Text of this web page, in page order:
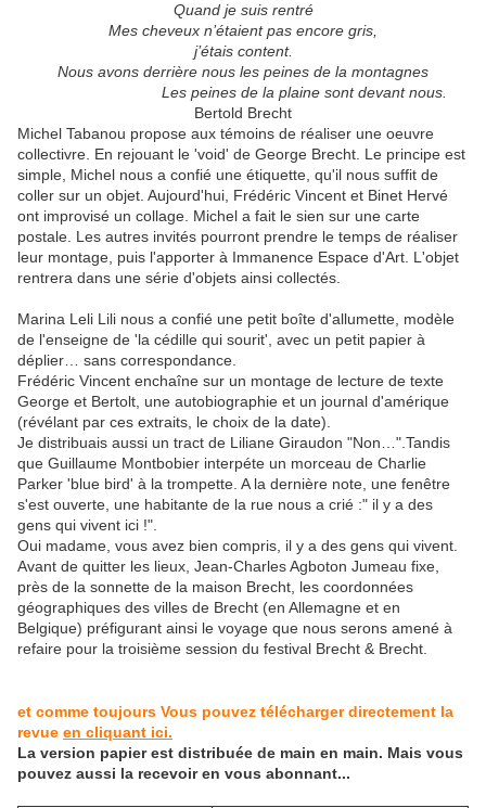
Quand je suis rentré
Mes cheveux n’étaient pas encore gris,
j’étais content.
Nous avons derrière nous les peines de la montagnes
Les peines de la plaine sont devant nous.
Bertold Brecht
Michel Tabanou propose aux témoins de réaliser une oeuvre
collectivre. En rejouant le 'void' de George Brecht. Le principe est
simple, Michel nous a confié une étiquette, qu'il nous suffit de
coller sur un objet. Aujourd'hui, Frédéric Vincent et Binet Hervé
ont improvisé un collage. Michel a fait le sien sur une carte
postale. Les autres invités pourront prendre le temps de réaliser
leur montage, puis l'apporter à Immanence Espace d'Art. L'objet
rentrera dans une série d'objets ainsi collectés.
Marina Leli Lili nous a confié une petit boîte d'allumette, modèle
de l'enseigne de 'la cédille qui sourit', avec un petit papier à
déplier… sans correspondance.
Frédéric Vincent enchaîne sur un montage de lecture de texte
George et Bertolt, une autobiographie et un journal d'amérique
(révélant par ces extraits, le choix de la date).
Je distribuais aussi un tract de Liliane Giraudon "Non…".Tandis
que Guillaume Montbobier interpéte un morceau de Charlie
Parker 'blue bird' à la trompette. A la dernière note, une fenêtre
s'est ouverte, une habitante de la rue nous a crié :" il y a des
gens qui vivent ici !".
Oui madame, vous avez bien compris, il y a des gens qui vivent.
Avant de quitter les lieux, Jean-Charles Agboton Jumeau fixe,
près de la sonnette de la maison Brecht, les coordonnées
géographiques des villes de Brecht (en Allemagne et en
Belgique) préfigurant ainsi le voyage que nous serons amené à
refaire pour la troisième session du festival Brecht & Brecht.
et comme toujours Vous pouvez télécharger directement la
revue en cliquant ici.
La version papier est distribuée de main en main. Mais vous
pouvez aussi la recevoir en vous abonnant...